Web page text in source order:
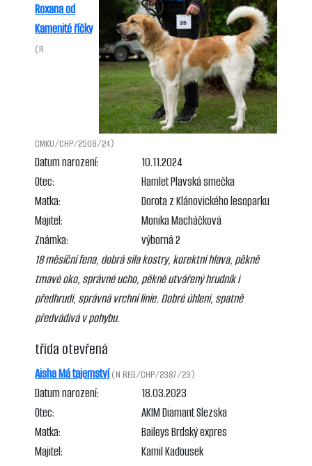
Roxana od
Kamenité říčky
(R
CMKU/CHP/2508/24)
Datum narození:
10.11.2024
Otec:
Hamlet Plavská smečka
Matka:
Dorota z Klánovického lesoparku
Majitel:
Monika Macháčková
Známka:
výborná 2
18 měsíční fena, dobrá síla kostry, korektní hlava, pěkně
tmavé oko, správné ucho, pěkně utvářený hrudník i
předhrudí, správná vrchní linie. Dobré úhlení, spatně
předvádivá v pohybu.
třída otevřená
Aisha Má tajemství(N REG/CHP/2387/23)
Datum narození:
18.03.2023
Otec:
AKIM Diamant Slezska
Matka:
Baileys Brdský expres
Majitel:
Kamil Kaďousek